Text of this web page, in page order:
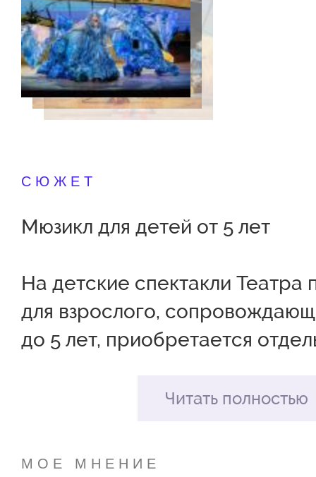
СЮЖЕТ
Мюзикл для детей от 5 лет
На детские спектакли Театра
для взрослого,
до 5 лет, приобретается
перед началом спектакля,
зрительном зале (смотрит
Читать полностью
МОЕ МНЕНИЕ